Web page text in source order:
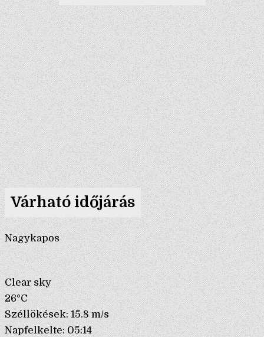
Várható időjárás
Nagykapos
Clear sky
26°C
Széllökések: 15.8 m/s
Napfelkelte: 05:14